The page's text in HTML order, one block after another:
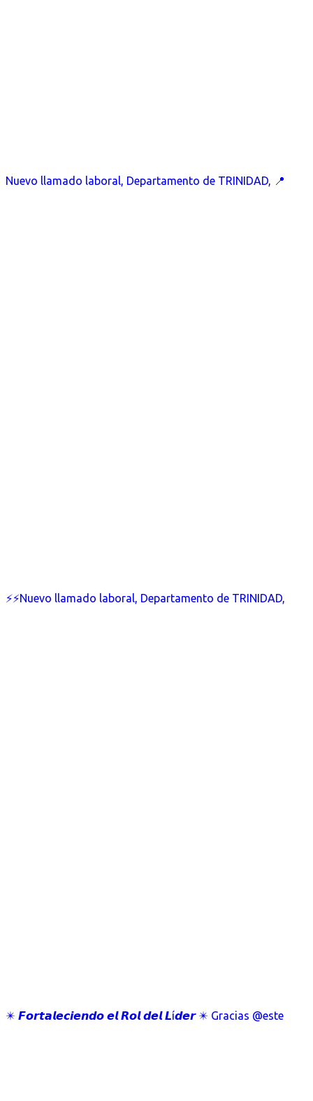
Nuevo llamado laboral, Departamento de TRINIDAD, 📍
⚡⚡Nuevo llamado laboral, Departamento de TRINIDAD,
✴️ 𝙁𝙤𝙧𝙩𝙖𝙡𝙚𝙘𝙞𝙚𝙣𝙙𝙤 𝙚𝙡 𝙍𝙤𝙡 𝙙𝙚𝙡 𝙇í𝙙𝙚𝙧 ✴️ Gracias @este